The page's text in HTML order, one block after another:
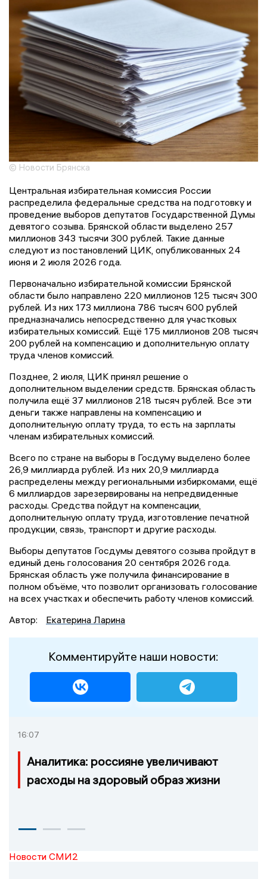
© Новости Брянска
Центральная избирательная комиссия России
распределила федеральные средства на подготовку и
проведение выборов депутатов Государственной Думы
девятого созыва. Брянской области выделено 257
миллионов 343 тысячи 300 рублей. Такие данные
следуют из постановлений ЦИК, опубликованных 24
июня и 2 июля 2026 года.
Первоначально избирательной комиссии Брянской
области было направлено 220 миллионов 125 тысяч 300
рублей. Из них 173 миллиона 786 тысяч 600 рублей
предназначались непосредственно для участковых
избирательных комиссий. Ещё 175 миллионов 208 тысяч
200 рублей на компенсацию и дополнительную оплату
труда членов комиссий.
Позднее, 2 июля, ЦИК принял решение о
дополнительном выделении средств. Брянская область
получила ещё 37 миллионов 218 тысяч рублей. Все эти
деньги также направлены на компенсацию и
дополнительную оплату труда, то есть на зарплаты
членам избирательных комиссий.
Всего по стране на выборы в Госдуму выделено более
26,9 миллиарда рублей. Из них 20,9 миллиарда
распределены между региональными избиркомами, ещё
6 миллиардов зарезервированы на непредвиденные
расходы. Средства пойдут на компенсации,
дополнительную оплату труда, изготовление печатной
продукции, связь, транспорт и другие расходы.
Выборы депутатов Госдумы девятого созыва пройдут в
единый день голосования 20 сентября 2026 года.
Брянская область уже получила финансирование в
полном объёме, что позволит организовать голосование
на всех участках и обеспечить работу членов комиссий.
Автор:
Екатерина Ларина
Комментируйте наши новости:
16:07
Аналитика: россияне увеличивают
расходы на здоровый образ жизни
Новости СМИ2